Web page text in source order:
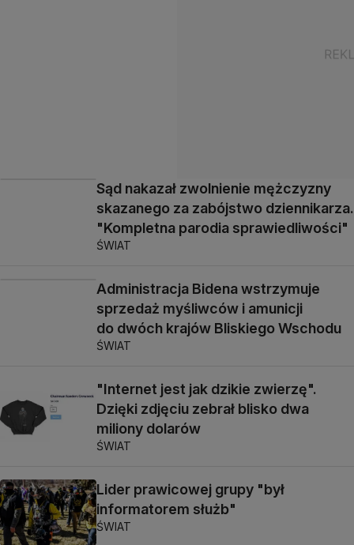
Sąd nakazał zwolnienie mężczyzny
skazanego za zabójstwo dziennikarza.
"Kompletna parodia sprawiedliwości"
ŚWIAT
Administracja Bidena wstrzymuje
sprzedaż myśliwców i amunicji
do dwóch krajów Bliskiego Wschodu
ŚWIAT
"Internet jest jak dzikie zwierzę".
Dzięki zdjęciu zebrał blisko dwa
miliony dolarów
ŚWIAT
Lider prawicowej grupy "był
informatorem służb"
ŚWIAT